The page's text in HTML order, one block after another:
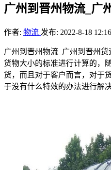
广州到晋州物流_广
作者: 物流 发布: 2022-8-18
广州到晋州物流_广州到晋州
货物大小的标准进行计算的，
货，而且对于客户而言，对于
于没有什么特效的办法进行解